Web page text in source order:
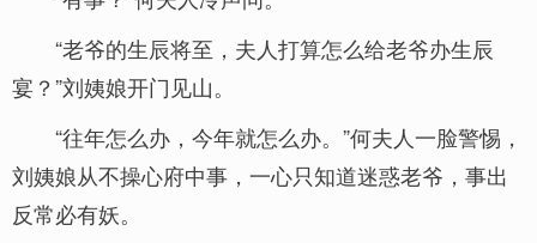
“老爷的生辰将至，夫人打算怎么给老爷办生辰
宴？”刘姨娘开门见山。
“往年怎么办，今年就怎么办。”何夫人一脸警惕，
刘姨娘从不操心府中事，一心只知道迷惑老爷，事出
反常必有妖。